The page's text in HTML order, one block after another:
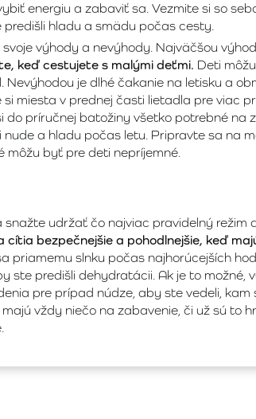
energiu a zabaviť sa. Vezmite si so
hladu a smädu počas cesty.
výhody a nevýhody. Najväčšou
keď cestujete s malými deťmi. Deti
Nevýhodou je dlhé čakanie na letisku a
miesta v prednej časti lietadla pre viac
do príručnej batožiny všetko potrebné na
a hladu počas letu. Pripravte sa na
môžu byť pre deti nepríjemné.
udržať čo najviac pravidelný režim
cítia bezpečnejšie a pohodlnejšie, keď
priamemu slnku počas najhorúcejších
ste predišli dehydratácii. Ak je to možné,
pre prípad núdze, aby ste vedeli,
vždy niečo na zabavenie, či už sú to